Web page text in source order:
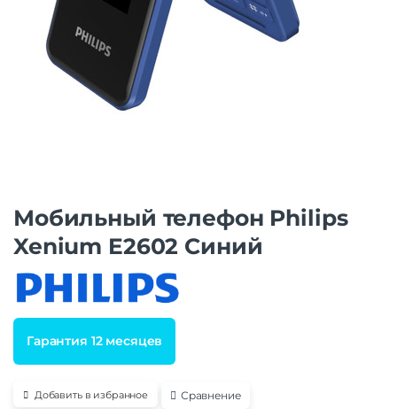
Мобильный телефон Philips
Xenium E2602 Синий
Гарантия 12 месяцев
Добавить в избранное Сравнение